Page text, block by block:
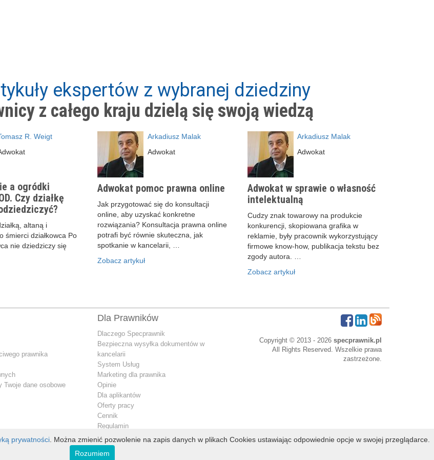
ekspertów z wybranej dziedziny
z całego kraju dzielą się swoją wiedzą
R. Weigt
a ogródki
Czy działkę
altaną i
śmierci działkowca Po
nie dziedziczy się
Arkadiusz Malak
Adwokat
Adwokat pomoc prawna online
Jak przygotować się do konsultacji
online, aby uzyskać konkretne
rozwiązania? Konsultacja prawna online
potrafi być równie skuteczna, jak
spotkanie w kancelarii, …
Zobacz artykuł
Arkadiusz Malak
Adwokat
Adwokat w sprawie o własność
intelektualną
Cudzy znak towarowy na produkcie
konkurencji, skopiowana grafika w
reklamie, były pracownik wykorzystujący
firmowe know-how, publikacja tekstu bez
zgody autora. …
Zobacz artykuł
prawnika
Twoje dane osobowe
Dla Prawników
Dlaczego Specprawnik
Bezpieczna wysyłka dokumentów w
kancelarii
System Usług
Marketing dla prawnika
Opinie
Dla aplikantów
Oferty pracy
Cennik
Regulamin
Jak przetwarzamy Twoje dane osobowe
Konto premium
Kontakt dla prawnika
Copyright © 2013 - 2026 specprawnik.pl
All Rights Reserved. Wszelkie prawa
zastrzeżone.
prywatności . Można zmienić pozwolenie na zapis danych w plikach Cookies ustawiając odpowiednie opcje w swojej przeglądarce.
Rozumiem